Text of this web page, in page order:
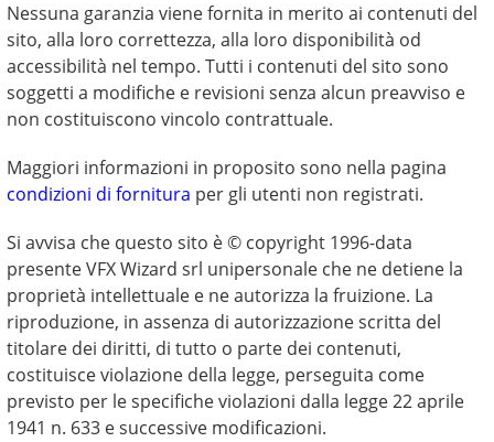
Nessuna garanzia viene fornita in merito ai contenuti del
sito, alla loro correttezza, alla loro disponibilità od
accessibilità nel tempo. Tutti i contenuti del sito sono
soggetti a modifiche e revisioni senza alcun preavviso e
non costituiscono vincolo contrattuale.
Maggiori informazioni in proposito sono nella pagina
condizioni di fornitura per gli utenti non registrati.
Si avvisa che questo sito è © copyright 1996-data
presente VFX Wizard srl unipersonale che ne detiene la
proprietà intellettuale e ne autorizza la fruizione. La
riproduzione, in assenza di autorizzazione scritta del
titolare dei diritti, di tutto o parte dei contenuti,
costituisce violazione della legge, perseguita come
previsto per le specifiche violazioni dalla legge 22 aprile
1941 n. 633 e successive modificazioni.